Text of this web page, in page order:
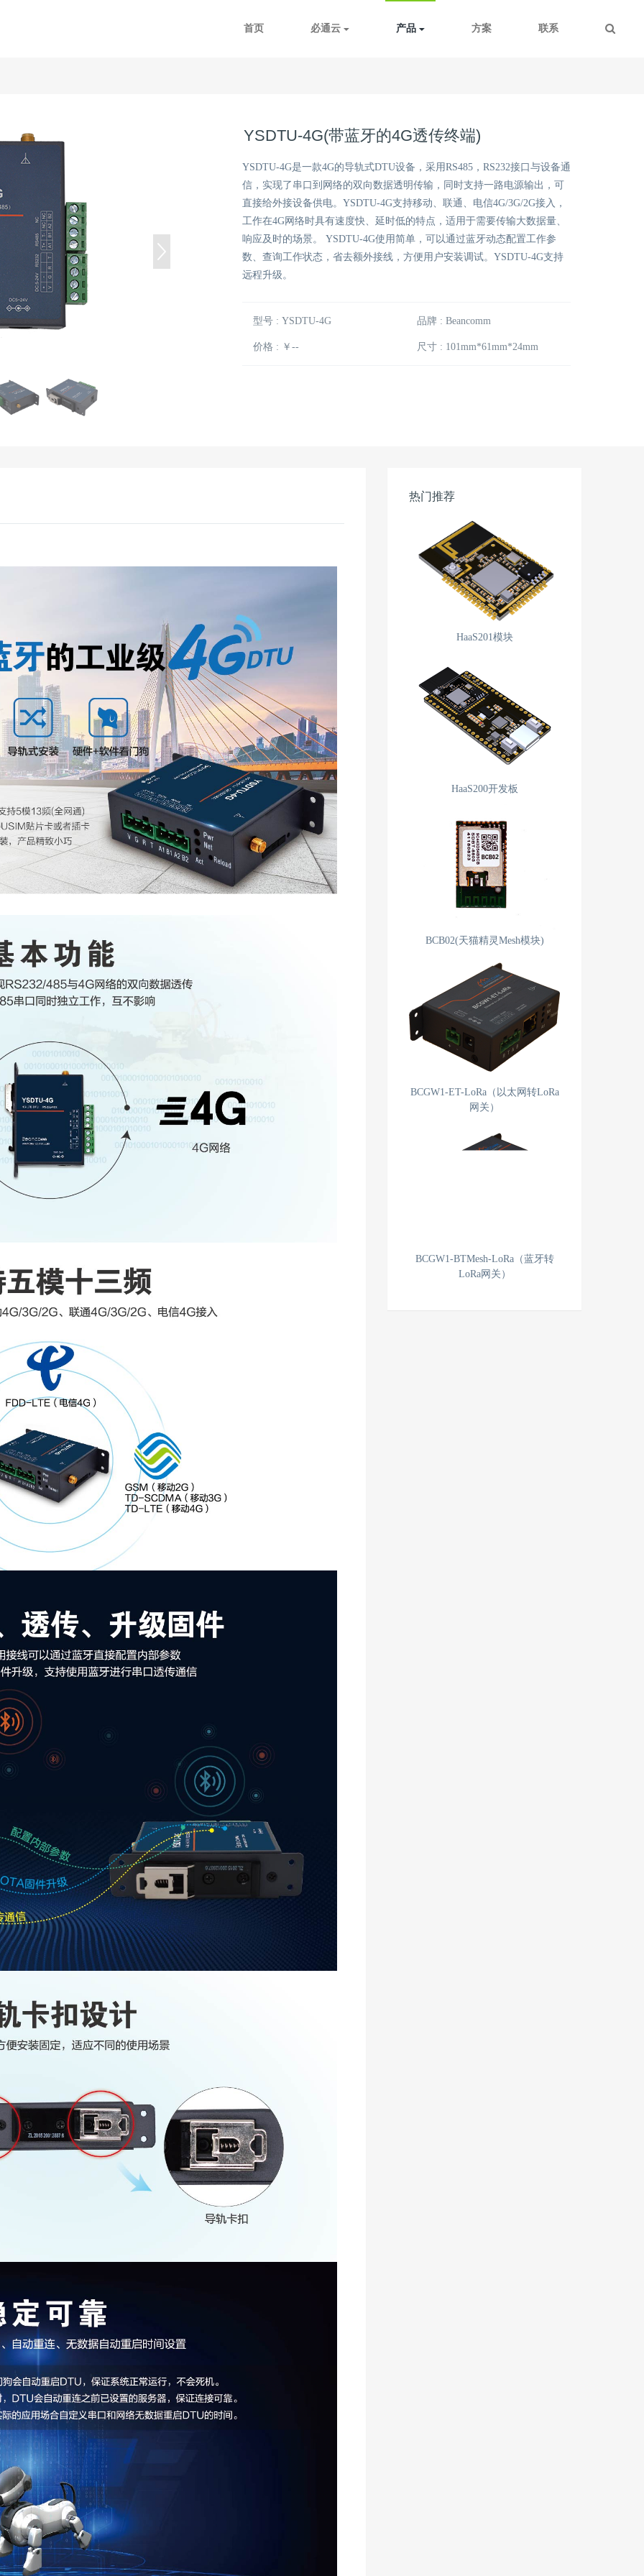
首页 必通云 产品 方案 联系
YSDTU-4G(带蓝牙的4G透传终端)
YSDTU-4G是一款4G的导轨式DTU设备，采用RS485，RS232接口与设备通
信，实现了串口到网络的双向数据透明传输，同时支持一路电源输出，可
直接给外接设备供电。YSDTU-4G支持移动、联通、电信4G/3G/2G接入，
工作在4G网络时具有速度快、延时低的特点，适用于需要传输大数据量、
响应及时的场景。 YSDTU-4G使用简单，可以通过蓝牙动态配置工作参
数、查询工作状态，省去额外接线，方便用户安装调试。YSDTU-4G支持
远程升级。
型号 : YSDTU-4G 品牌 : Beancomm
价格 : ￥-- 尺寸 : 101mm*61mm*24mm
热门推荐
HaaS201模块
HaaS200开发板
BCB02(天猫精灵Mesh模块)
BCGW1-ET-LoRa（以太网转LoRa
网关）
BCGW1-BTMesh-LoRa（蓝牙转
LoRa网关）